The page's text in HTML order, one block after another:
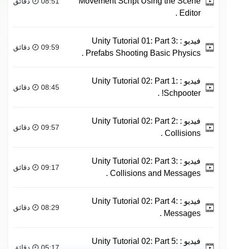
Editor .
فيديو : Unity Tutorial 01: Part 3:
Prefabs Shooting Basic Physics .
09:59 دقائق
فيديو : Unity Tutorial 02: Part 1:
Schpooter! .
08:45 دقائق
فيديو : Unity Tutorial 02: Part 2:
Collisions .
09:57 دقائق
فيديو : Unity Tutorial 02: Part 3:
Collisions and Messages .
09:17 دقائق
فيديو : Unity Tutorial 02: Part 4:
Messages .
08:29 دقائق
فيديو : Unity Tutorial 02: Part 5:
05:17 دقائق